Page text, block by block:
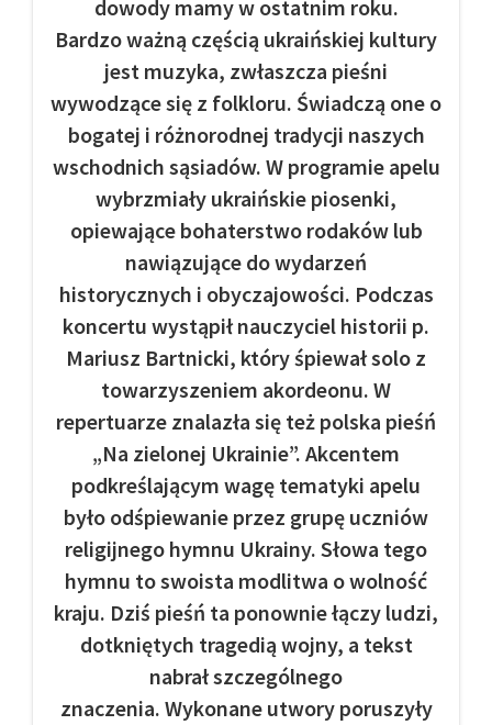
dowody mamy w ostatnim roku.
Bardzo ważną częścią ukraińskiej kultury
jest muzyka, zwłaszcza pieśni
wywodzące się z folkloru. Świadczą one o
bogatej i różnorodnej tradycji naszych
wschodnich sąsiadów. W programie apelu
wybrzmiały ukraińskie piosenki,
opiewające bohaterstwo rodaków lub
nawiązujące do wydarzeń
historycznych i obyczajowości. Podczas
koncertu wystąpił nauczyciel historii p.
Mariusz Bartnicki, który śpiewał solo z
towarzyszeniem akordeonu. W
repertuarze znalazła się też polska pieśń
„Na zielonej Ukrainie”. Akcentem
podkreślającym wagę tematyki apelu
było odśpiewanie przez grupę uczniów
religijnego hymnu Ukrainy. Słowa tego
hymnu to swoista modlitwa o wolność
kraju. Dziś pieśń ta ponownie łączy ludzi,
dotkniętych tragedią wojny, a tekst
nabrał szczególnego
znaczenia. Wykonane utwory poruszyły